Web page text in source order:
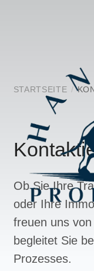
STARTSEITE /
Ob Sie Ihre
oder Ihre
freuen uns
begleitet Sie
Prozesses.